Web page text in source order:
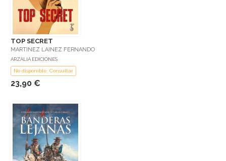
TOP SECRET
MARTINEZ LAINEZ FERNANDO
ARZALIA EDICIONES
No disponible: Consultar
23,90 €